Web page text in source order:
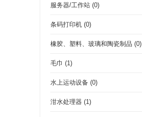
服务器/工作站 (0)
条码打印机 (0)
橡胶、塑料、玻璃和陶瓷制品 (0)
毛巾 (1)
水上运动设备 (0)
泔水处理器 (1)